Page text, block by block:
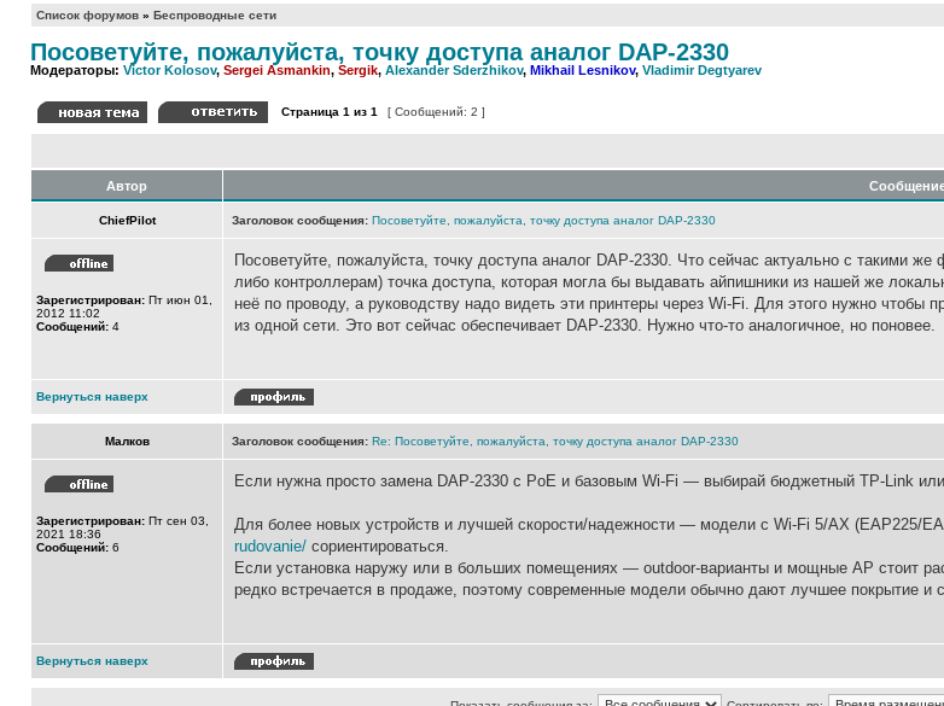
Список форумов » Беспроводные сети
Посоветуйте, пожалуйста, точку доступа аналог DAP-2330
Модераторы: Victor Kolosov, Sergei Asmankin, Sergik, Alexander Sderzhikov, Mikhail Lesnikov, Vladimir Degtyarev
Страница 1 из 1 [ Сообщений: 2 ]
Автор
ChiefPilot Заголовок сообщения: Посоветуйте, пожалуйста, точку доступа аналог DAP-2330
Зарегистрирован: Пт июн 01,
2012 11:02
Сообщений: 4
Посоветуйте, пожалуйста, точку доступа аналог DAP-2330. Что сейчас актуально с такими
либо контроллерам) точка доступа, которая могла бы выдавать айпишники из нашей же
неё по проводу, а руководству надо видеть эти принтеры через Wi-Fi. Для этого нужно
из одной сети. Это вот сейчас обеспечивает DAP-2330. Нужно что-то аналогичное, но поновее.
Вернуться наверх
Малков Заголовок сообщения: Re: Посоветуйте, пожалуйста, точку доступа аналог DAP-2330
Зарегистрирован: Пт сен 03,
2021 18:36
Сообщений: 6
Если нужна просто замена DAP-2330 с PoE и базовым Wi-Fi — выбирай бюджетный TP-Link
Для более новых устройств и лучшей скорости/надежности — модели с Wi-Fi 5/AX (EAP225/
rudovanie/ сориентироваться.
Если установка наружу или в больших помещениях — outdoor-варианты и мощные AP стоит
редко встречается в продаже, поэтому современные модели обычно дают лучшее покрытие и
Вернуться наверх